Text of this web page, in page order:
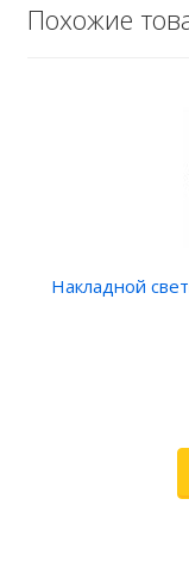
Похожие
Накладной